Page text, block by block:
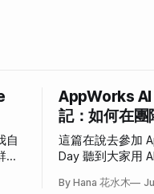
自
大
AppWorks
記：如何在團
這篇在說去參加
Day 聽到大家用
By Hana 花水木